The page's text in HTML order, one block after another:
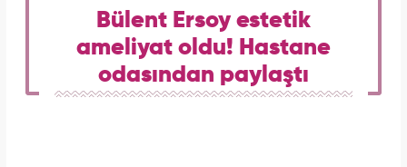
Bülent Ersoy estetik
ameliyat oldu! Hastane
odasından paylaştı